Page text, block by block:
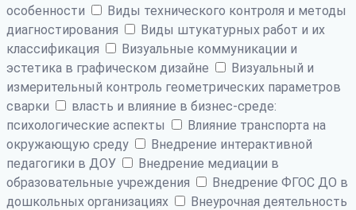
особенности
Виды технического контроля и методы
диагностирования
Виды штукатурных работ и их
классификация
Визуальные коммуникации и
эстетика в графическом дизайне
Визуальный и
измерительный контроль геометрических параметров
сварки
власть и влияние в бизнес-среде:
психологические аспекты
Влияние транспорта на
окружающую среду
Внедрение интерактивной
педагогики в ДОУ
Внедрение медиации в
образовательные учреждения
Внедрение ФГОС ДО в
дошкольных организациях
Внеурочная деятельность